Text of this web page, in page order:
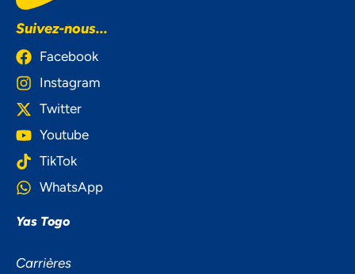
Suivez-nous...
Facebook
Instagram
Twitter
Youtube
TikTok
WhatsApp
Yas Togo
Carrières